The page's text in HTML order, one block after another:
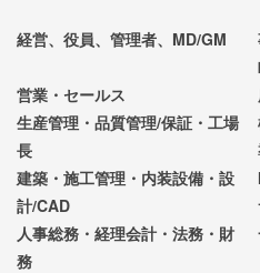
経営、役員、管理者、MD/GM
営業・セールス
生産管理・品質管理/保証・工場
長
建築・施工管理・内装設備・設
計/CAD
人事総務・経理会計・法務・財
務